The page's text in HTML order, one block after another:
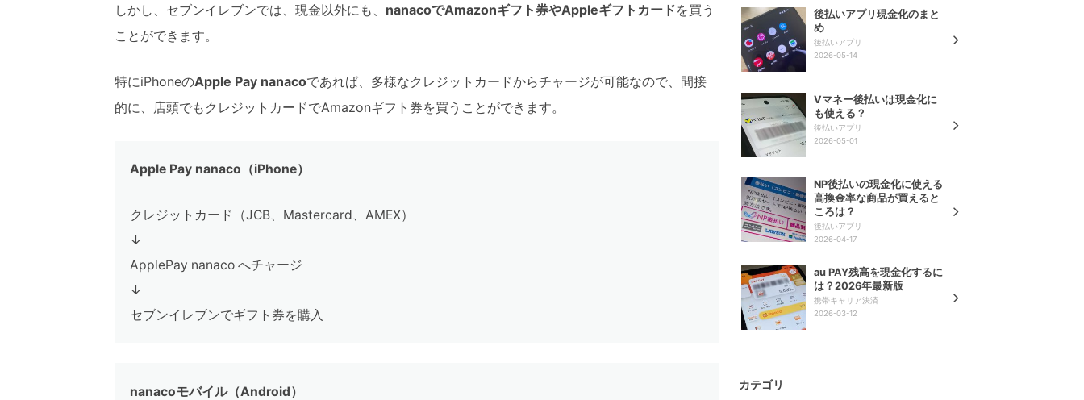
しかし、セブンイレブンでは、現金以外にも、 nanacoでAmazonギフト券やAppleギフトカードを買う
ことができます。
特にiPhoneのApple Pay nanacoであれば、多様なクレジットカードからチャージが可能なので、間接
的に、店頭でもクレジットカードでAmazonギフト券を買うことができます。
Apple Pay nanaco（iPhone）
クレジットカード（JCB、Mastercard、AMEX）
↓
ApplePay nanaco へチャージ
↓
セブンイレブンでギフト券を購入
nanacoモバイル（Android）
後払いアプリ現金化のまと
め
後払いアプリ
2026-05-14
Vマネー後払いは現金化に
も使える？
後払いアプリ
2026-05-01
NP後払いの現金化に使える
高換金率な商品が買えると
ころは？
後払いアプリ
2026-04-17
au PAY残高を現金化するに
は？2026年最新版
携帯キャリア決済
2026-03-12
カテゴリ